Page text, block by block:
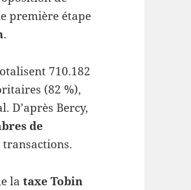
première étape
.
710.182
(82 %),
D’après Bercy,
de
transactions.
lataxe Tobin